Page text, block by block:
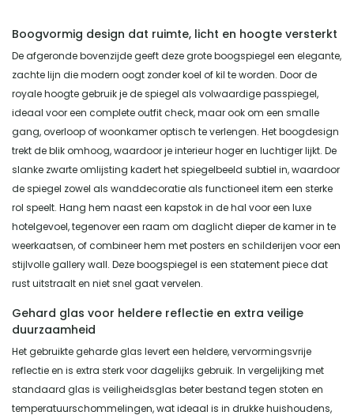
Boogvormig design dat ruimte, licht en hoogte versterkt
De afgeronde bovenzijde geeft deze grote boogspiegel een elegante,
zachte lijn die modern oogt zonder koel of kil te worden. Door de
royale hoogte gebruik je de spiegel als volwaardige passpiegel,
ideaal voor een complete outfit check, maar ook om een smalle
gang, overloop of woonkamer optisch te verlengen. Het boogdesign
trekt de blik omhoog, waardoor je interieur hoger en luchtiger lijkt. De
slanke zwarte omlijsting kadert het spiegelbeeld subtiel in, waardoor
de spiegel zowel als wanddecoratie als functioneel item een sterke
rol speelt. Hang hem naast een kapstok in de hal voor een luxe
hotelgevoel, tegenover een raam om daglicht dieper de kamer in te
weerkaatsen, of combineer hem met posters en schilderijen voor een
stijlvolle gallery wall. Deze boogspiegel is een statement piece dat
rust uitstraalt en niet snel gaat vervelen.
Gehard glas voor heldere reflectie en extra veilige
duurzaamheid
Het gebruikte geharde glas levert een heldere, vervormingsvrije
reflectie en is extra sterk voor dagelijks gebruik. In vergelijking met
standaard glas is veiligheidsglas beter bestand tegen stoten en
temperatuurschommelingen, wat ideaal is in drukke huishoudens,